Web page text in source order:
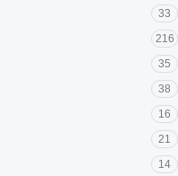
33
216
35
38
16
21
14